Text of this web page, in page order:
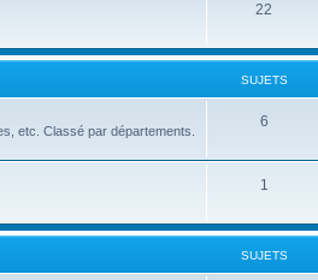
22
SUJETS
etc. Classé par départements.
6
1
SUJETS